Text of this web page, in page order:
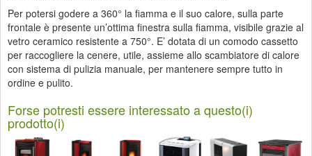
Per potersi godere a 360° la fiamma e il suo calore, sulla parte
frontale è presente un’ottima finestra sulla fiamma, visibile grazie al
vetro ceramico resistente a 750°. E’ dotata di un comodo cassetto
per raccogliere la cenere, utile, assieme allo scambiatore di calore
con sistema di pulizia manuale, per mantenere sempre tutto in
ordine e pulito.
Forse potresti essere interessato a questo(i)
prodotto(i)